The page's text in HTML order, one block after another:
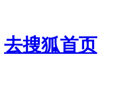
去搜狐首页